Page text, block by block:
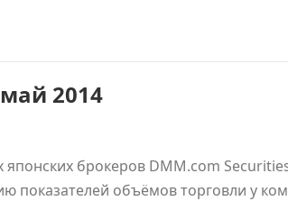
2014
брокеров DMM.com
показателей объёмов торговли у